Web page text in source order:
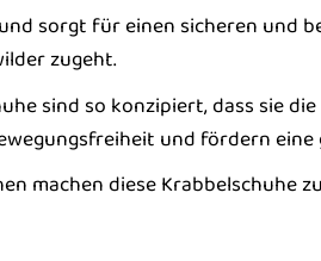
sorgt für einen sicheren und
zugeht.
sind so konzipiert, dass sie
und fördern
machen diese Krabbelschuhe